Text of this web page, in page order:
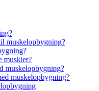
muskelopbygning?
muskler?
muskelopbygning?
muskelopbygning?